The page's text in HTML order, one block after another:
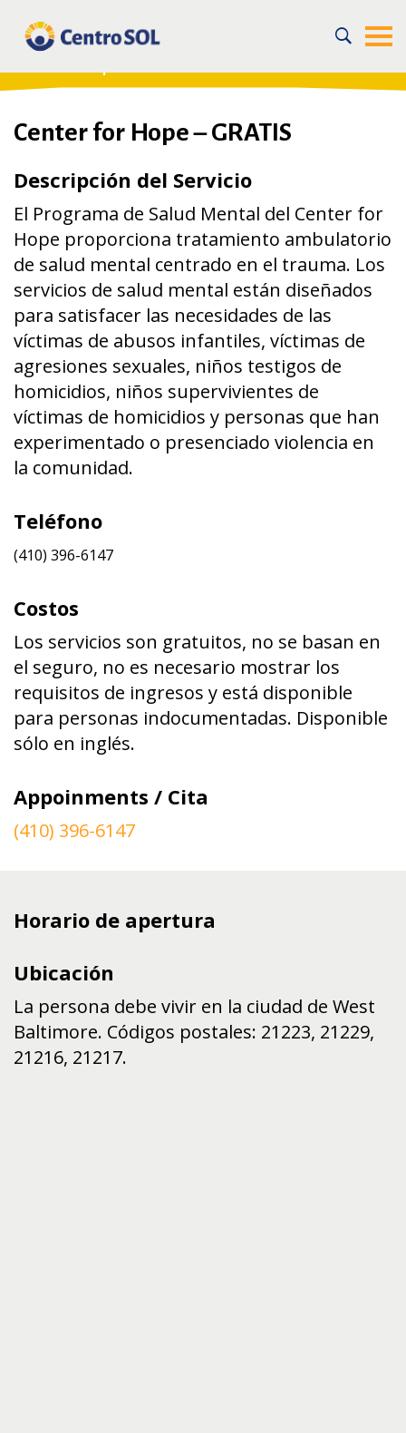
Home / For the Community
Recursos en la Comunidad
/
Salud mental para jóvenes y adultos
Center for Hope – GRATIS
Descripción del Servicio
El Programa de Salud Mental del Center for
Hope proporciona tratamiento ambulatorio
de salud mental centrado en el trauma. Los
servicios de salud mental están diseñados
para satisfacer las necesidades de las
víctimas de abusos infantiles, víctimas de
agresiones sexuales, niños testigos de
homicidios, niños supervivientes de
víctimas de homicidios y personas que han
experimentado o presenciado violencia en
la comunidad.
Teléfono
(410) 396-6147
Costos
Los servicios son gratuitos, no se basan en
el seguro, no es necesario mostrar los
requisitos de ingresos y está disponible
para personas indocumentadas. Disponible
sólo en inglés.
Appoinments / Cita
(410) 396-6147
Horario de apertura
Ubicación
La persona debe vivir en la ciudad de West
Baltimore. Códigos postales: 21223, 21229,
21216, 21217.